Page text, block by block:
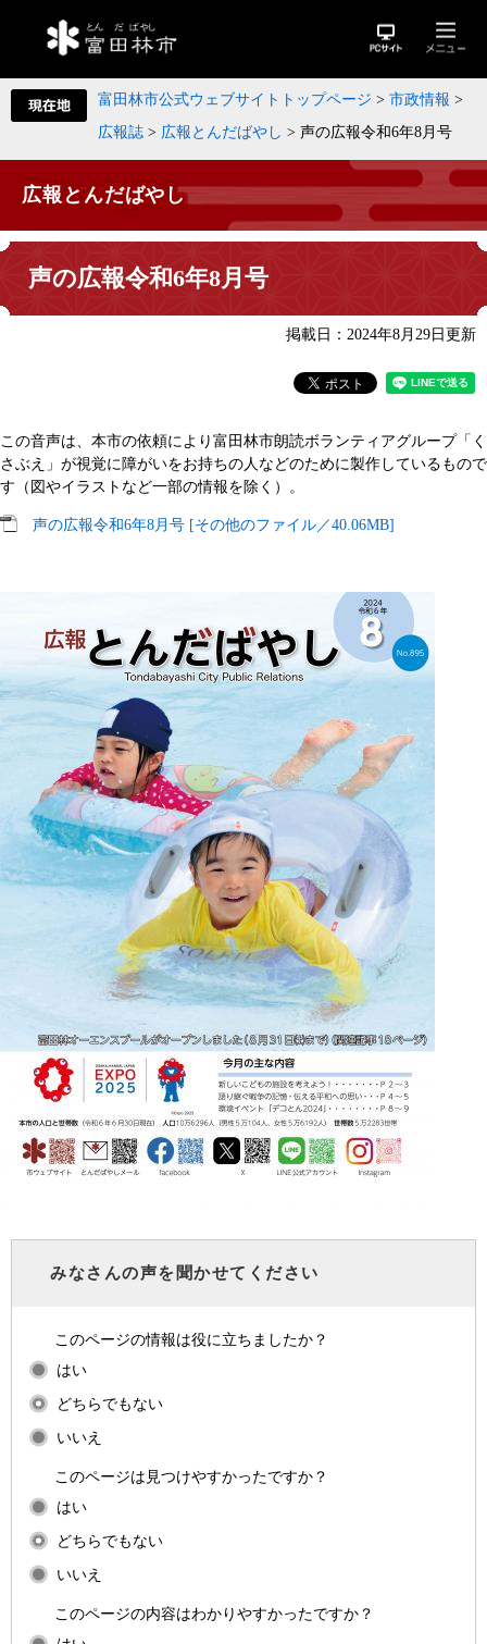
富田林市公式ウェブサイトトップページ > 市政情報 >
広報誌 > 広報とんだばやし > 声の広報令和6年8月号
広報とんだばやし
声の広報令和6年8月号
掲載日：2024年8月29日更新
この音声は、本市の依頼により富田林市朗読ボランティアグループ「く
さぶえ」が視覚に障がいをお持ちの人などのために製作しているもので
す（図やイラストなど一部の情報を除く）。
声の広報令和6年8月号 [その他のファイル／40.06MB]
みなさんの声を聞かせてください
このページの情報は役に立ちましたか？
はい
どちらでもない
いいえ
このページは見つけやすかったですか？
はい
どちらでもない
いいえ
このページの内容はわかりやすかったですか？